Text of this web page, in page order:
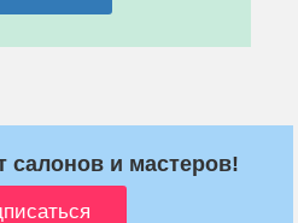
салонов и мастеров!